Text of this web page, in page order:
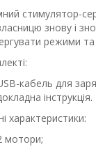
стимулятор-
знову і
режими
кабель для
інструкція.
характеристики:
мотори;